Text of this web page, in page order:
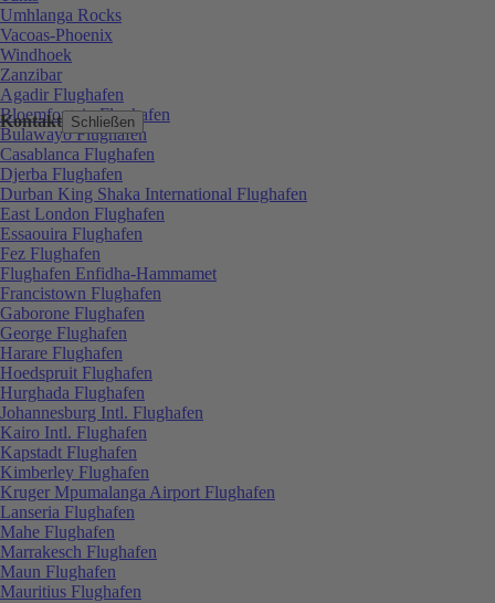
Kontakt Schließen
Umhlanga Rocks
Vacoas-Phoenix
Windhoek
Zanzibar
Agadir Flughafen
Bloemfontein Flughafen
Bulawayo Flughafen
Casablanca Flughafen
Djerba Flughafen
Durban King Shaka International Flughafen
East London Flughafen
Essaouira Flughafen
Fez Flughafen
Flughafen Enfidha-Hammamet
Francistown Flughafen
Gaborone Flughafen
George Flughafen
Harare Flughafen
Hoedspruit Flughafen
Hurghada Flughafen
Johannesburg Intl. Flughafen
Kairo Intl. Flughafen
Kapstadt Flughafen
Kimberley Flughafen
Kruger Mpumalanga Airport Flughafen
Lanseria Flughafen
Mahe Flughafen
Marrakesch Flughafen
Maun Flughafen
Mauritius Flughafen